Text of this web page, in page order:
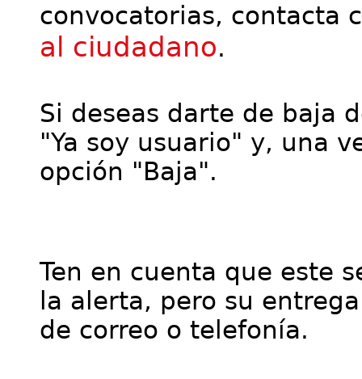
convocatorias, contacta
al ciudadano.
Si deseas darte de baja
"Ya soy usuario" y, una
opción "Baja".
Ten en cuenta que este
la alerta, pero su
de correo o telefonía.